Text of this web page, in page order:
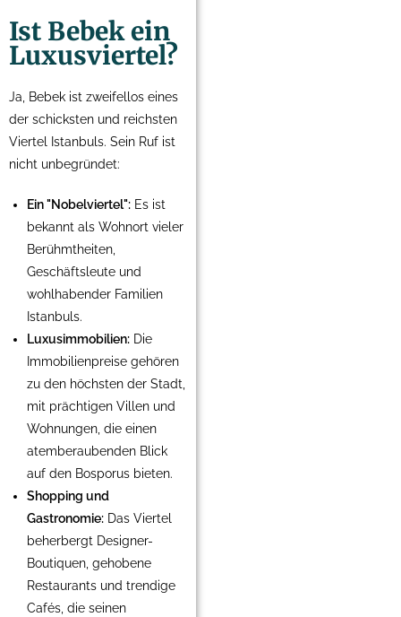
Ist Bebek ein
Luxusviertel?
Ja, Bebek ist zweifellos eines
der schicksten und reichsten
Viertel Istanbuls. Sein Ruf ist
nicht unbegründet:
Ein "Nobelviertel": Es ist
bekannt als Wohnort vieler
Berühmtheiten,
Geschäftsleute und
wohlhabender Familien
Istanbuls.
Luxusimmobilien: Die
Immobilienpreise gehören
zu den höchsten der Stadt,
mit prächtigen Villen und
Wohnungen, die einen
atemberaubenden Blick
auf den Bosporus bieten.
Shopping und
Gastronomie: Das Viertel
beherbergt Designer-
Boutiquen, gehobene
Restaurants und trendige
Cafés, die seinen